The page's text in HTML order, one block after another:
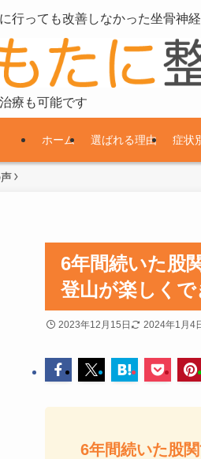
行っても改善しなかった坐骨神
療も可能です
ホーム 選ばれる理由 症状
6年間続いた股
登山が楽しく
2023年12月15日 2024年1月4
6年間続いた股